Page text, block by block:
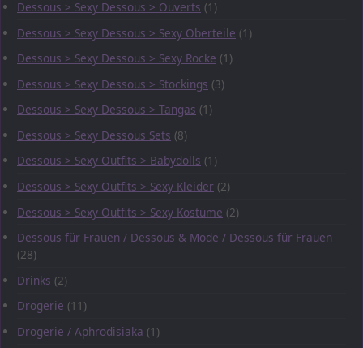
Dessous > Sexy Dessous > Ouverts (1)
Dessous > Sexy Dessous > Sexy Oberteile (1)
Dessous > Sexy Dessous > Sexy Röcke (1)
Dessous > Sexy Dessous > Stockings (3)
Dessous > Sexy Dessous > Tangas (1)
Dessous > Sexy Dessous Sets (8)
Dessous > Sexy Outfits > Babydolls (1)
Dessous > Sexy Outfits > Sexy Kleider (2)
Dessous > Sexy Outfits > Sexy Kostüme (2)
Dessous für Frauen / Dessous & Mode / Dessous für Frauen
(28)
Drinks (2)
Drogerie (11)
Drogerie / Aphrodisiaka (1)